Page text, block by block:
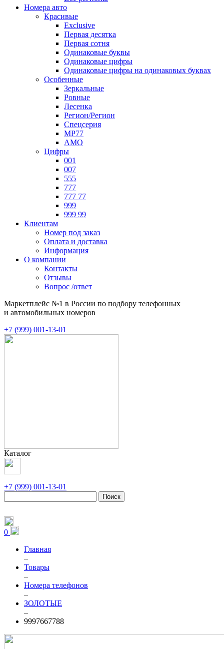
Номера авто
Красивые
Exclusive
Первая десятка
Первая сотня
Одинаковые буквы
Одинаковые цифры
Одинаковые цифры на одинаковых буквах
Особенные
Зеркальные
Ровные
Лесенка
Регион/Регион
Спецсерия
МР77
АМО
Цифры
001
007
555
777
777 77
999
999 99
Клиентам
Номер под заказ
Оплата и доставка
Информация
О компании
Контакты
Отзывы
Вопрос /ответ
Маркетплейс №1 в России по подбору телефонных
и автомобильных номеров
+7 (999) 001-13-01
Каталог
+7 (999) 001-13-01
Поиск
0
Главная
–
Товары
–
Номера телефонов
–
ЗОЛОТЫЕ
–
9997667788